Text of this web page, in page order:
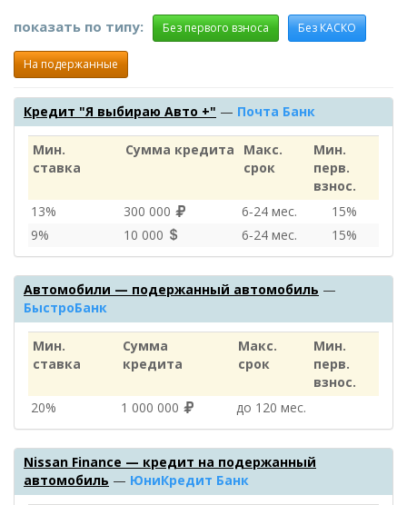
показать по типу: Без первого взноса Без КАСКО
На подержанные
Кредит "Я выбираю Авто +" — Почта Банк
Мин.
ставка
Сумма кредита
Макс.
срок
Мин.
перв.
взнос.
13%
300 000 6‑24 мес.
15%
9%
10 000 6‑24 мес. 15%
Автомобили — подержанный автомобиль —
БыстроБанк
Мин.
ставка
Сумма
кредита
Макс.
срок
Мин.
перв.
взнос.
20%
1 000 000 до 120 мес.
Nissan Finance — кредит на подержанный
автомобиль — ЮниКредит Банк